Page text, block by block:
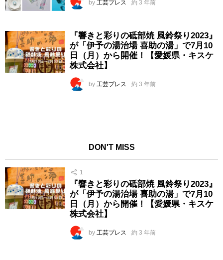
by 工芸プレス 約 3 年前
『響きと彩りの砥部焼 風鈴祭り2023』
が「伊予の湯治場 喜助の湯」で7月10
日（月）から開催！【愛媛県・キスケ
株式会社】
by 工芸プレス 約 3 年前
DON'T MISS
1
『響きと彩りの砥部焼 風鈴祭り2023』
が「伊予の湯治場 喜助の湯」で7月10
日（月）から開催！【愛媛県・キスケ
株式会社】
by 工芸プレス 約 3 年前